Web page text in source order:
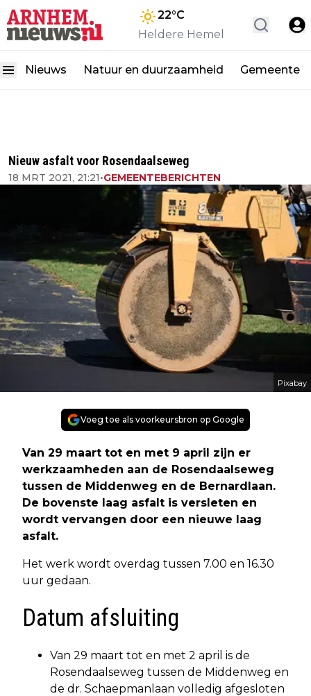
22°C
Heldere Hemel
Nieuws Natuur en duurzaamheid Gemeente
Nieuw asfalt voor Rosendaalseweg
18 MRT 2021, 21:21•GEMEENTEBERICHTEN
Pixabay
Voeg toe als voorkeursbron op Google
Van 29 maart tot en met 9 april zijn er
werkzaamheden aan de Rosendaalseweg
tussen de Middenweg en de Bernardlaan.
De bovenste laag asfalt is versleten en
wordt vervangen door een nieuwe laag
asfalt.
Het werk wordt overdag tussen 7.00 en 16.30
uur gedaan.
Datum afsluiting
Van 29 maart tot en met 2 april is de
Rosendaalseweg tussen de Middenweg en
de dr. Schaepmanlaan volledig afgesloten